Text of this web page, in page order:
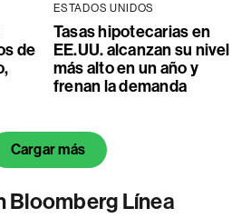
de
ESTADOS UNIDOS
Tasas hipotecarias en
EE.UU. alcanzan su nivel
más alto en un año y
frenan la demanda
Cargar más
Bloomberg Línea